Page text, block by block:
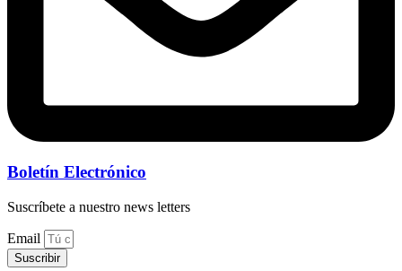
Boletín Electrónico
Suscríbete a nuestro news letters
Email
Suscribir